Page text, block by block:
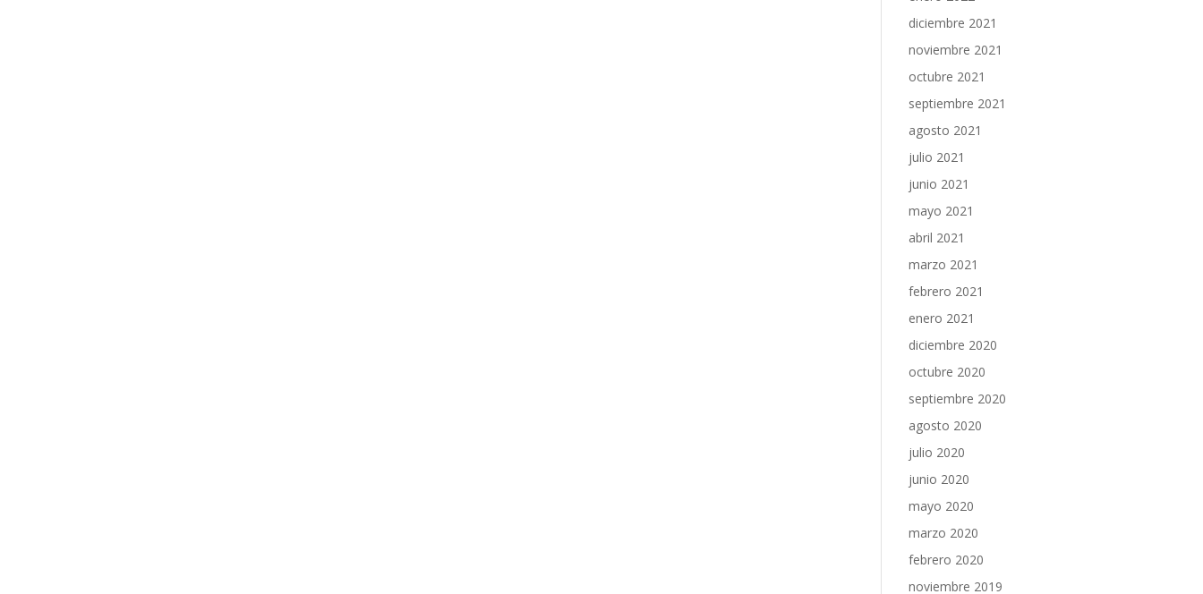
diciembre 2021
noviembre 2021
octubre 2021
septiembre 2021
agosto 2021
julio 2021
junio 2021
mayo 2021
abril 2021
marzo 2021
febrero 2021
enero 2021
diciembre 2020
octubre 2020
septiembre 2020
agosto 2020
julio 2020
junio 2020
mayo 2020
marzo 2020
febrero 2020
noviembre 2019